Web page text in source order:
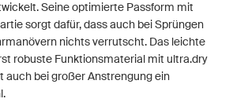
Seine optimierte Passform mit
sorgt dafür, dass auch bei Sprüngen
nichts verrutscht. Das leichte
robuste Funktionsmaterial mit ultra.dry
auch bei großer Anstrengung ein